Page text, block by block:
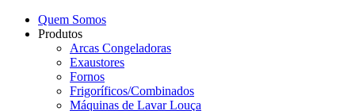
Quem Somos
Produtos
Arcas Congeladoras
Exaustores
Fornos
Frigoríficos/Combinados
Máquinas de Lavar Louça